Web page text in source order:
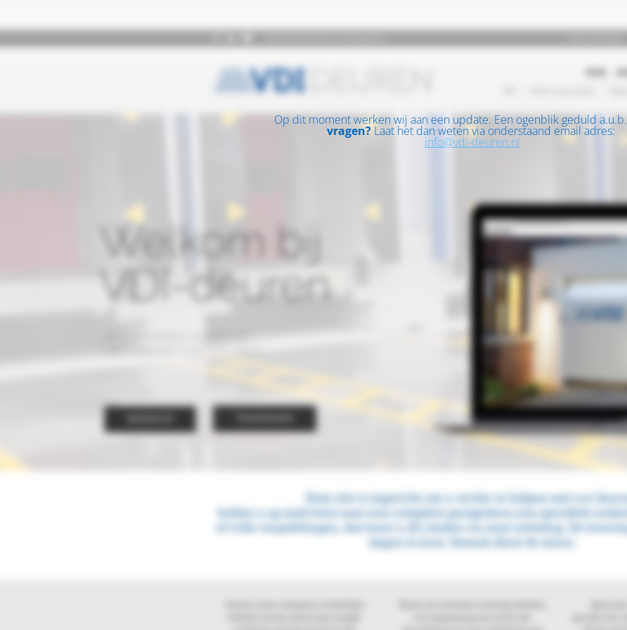
Op dit moment werken wij aan een update. Een ogenblik geduld a.u.b.
vragen? Laat het dan weten via onderstaand email adres:
info@vdi-deuren.nl